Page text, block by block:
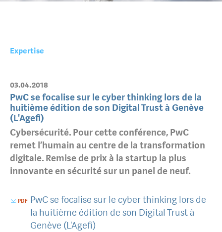
Expertise
03.04.2018
PwC se focalise sur le cyber thinking lors de la
huitième édition de son Digital Trust à Genève
(L'Agefi)
Cybersécurité. Pour cette conférence, PwC
remet l’humain au centre de la transformation
digitale. Remise de prix à la startup la plus
innovante en sécurité sur un panel de neuf.
PwC se focalise sur le cyber thinking lors de
la huitième édition de son Digital Trust à
Genève (L'Agefi)